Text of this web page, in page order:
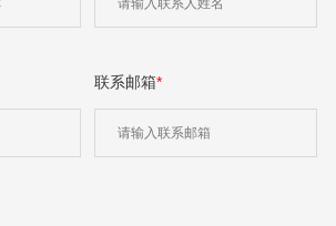
联系邮箱*